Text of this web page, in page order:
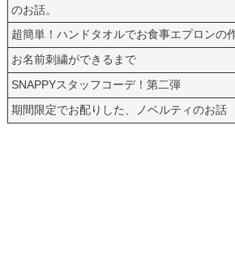
のお話。
超簡単！ハンドタオルでお食事エプロンの
お名前刺繍ができるまで
SNAPPYスタッフコーデ！第二弾
期間限定でお配りした、ノベルティのお話